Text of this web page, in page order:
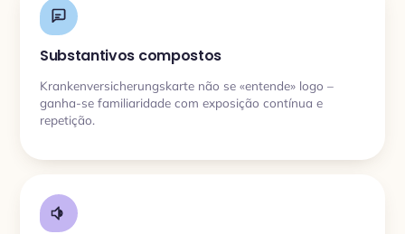
Substantivos compostos
Krankenversicherungskarte não se «entende» logo –
ganha-se familiaridade com exposição contínua e
repetição.